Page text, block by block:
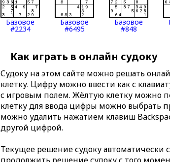
Базовое
#2234
Базовое
#6495
Базовое
#848
Как играть в онлайн судоку
Судоку на этом сайте можно решать
клетку. Цифру можно ввести как с
с игровым полем. Жёлтую клетку можно
клетку для ввода цифры можно выбрать
можно удалить нажатием клавиш
другой цифрой.
Текущее решение судоку автоматически